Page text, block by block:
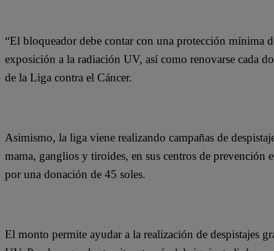
“El bloqueador debe contar con una protección mínima
exposición a la radiación UV, así como renovarse cada
de la Liga contra el Cáncer.
Asimismo, la liga viene realizando campañas de
mama, ganglios y tiroides, en sus centros de
por una donación de 45 soles.
El monto permite ayudar a la realización de despistajes